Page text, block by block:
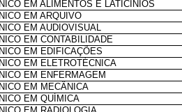
EM ALIMENTOS E LATICÍNIOS
EM ARQUIVO
EM AUDIOVISUAL
EM CONTABILIDADE
EM EDIFICAÇÕES
EM ELETROTÉCNICA
EM ENFERMAGEM
EM MECÂNICA
EM QUÍMICA